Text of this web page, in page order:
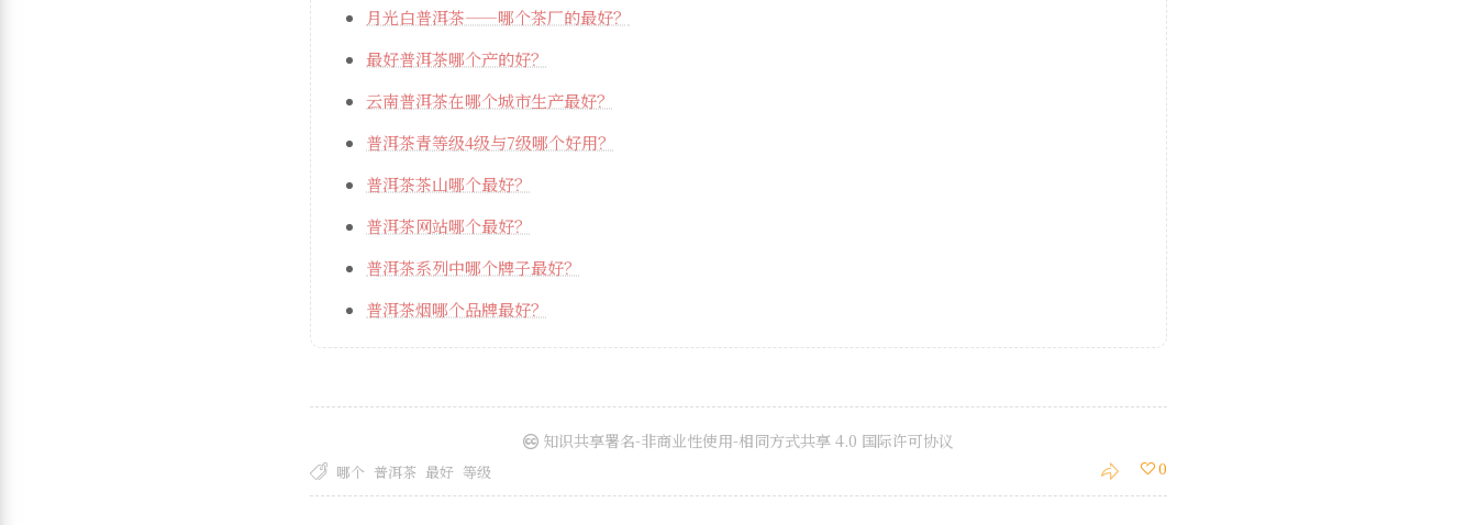
月光白普洱茶——哪个茶厂的最好？
最好普洱茶哪个产的好？
云南普洱茶在哪个城市生产最好？
普洱茶青等级4级与7级哪个好用？
普洱茶茶山哪个最好？
普洱茶网站哪个最好？
普洱茶系列中哪个牌子最好？
普洱茶烟哪个品牌最好？
知识共享署名-非商业性使用-相同方式共享 4.0 国际许可协议
哪个 普洱茶 最好 等级 0